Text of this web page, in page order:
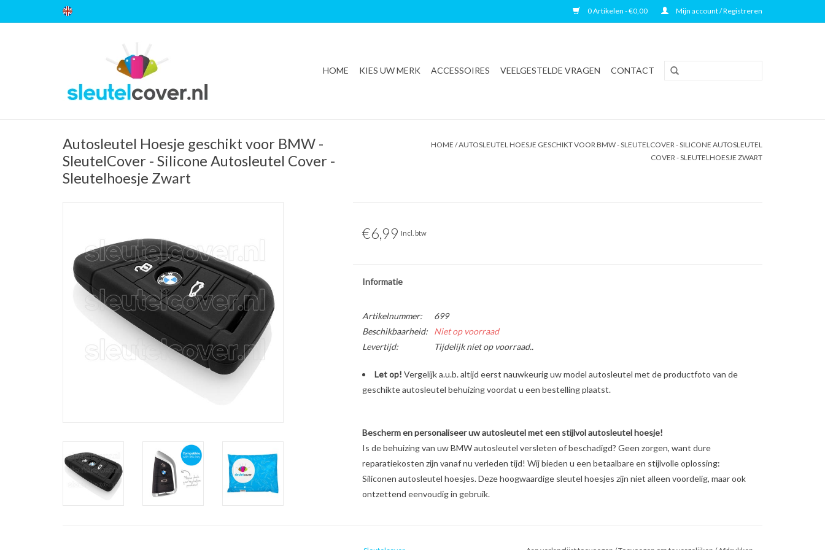
0 Artikelen - €0,00 Mijn account / Registreren
HOME KIES UW MERK ACCESSOIRES VEELGESTELDE VRAGEN CONTACT
Autosleutel Hoesje geschikt voor BMW -
SleutelCover - Silicone Autosleutel Cover -
Sleutelhoesje Zwart
HOME /AUTOSLEUTEL HOESJE GESCHIKT VOOR BMW - SLEUTELCOVER - SILICONE AUTOSLEUTEL
COVER - SLEUTELHOESJE ZWART
€6,99 Incl. btw
Informatie
Artikelnummer:
699
Beschikbaarheid:
Niet op voorraad
Levertijd:
Tijdelijk niet op voorraad..
Let op! Vergelijk a.u.b. altijd eerst nauwkeurig uw model autosleutel met de productfoto van de
geschikte autosleutel behuizing voordat u een bestelling plaatst.
Bescherm en personaliseer uw autosleutel met een stijlvol autosleutel hoesje!
Is de behuizing van uw BMW autosleutel versleten of beschadigd? Geen zorgen, want dure
reparatiekosten zijn vanaf nu verleden tijd! Wij bieden u een betaalbare en stijlvolle oplossing:
Siliconen autosleutel hoesjes. Deze hoogwaardige sleutel hoesjes zijn niet alleen voordelig, maar ook
ontzettend eenvoudig in gebruik.
Schokabsorberend materiaal